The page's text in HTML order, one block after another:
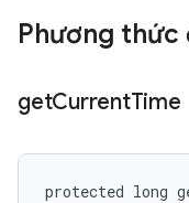
Phương thức
getCurrentTime
protected long